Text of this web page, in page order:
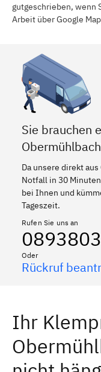
gutgeschrieben, wenn
Arbeit über Google
Sie brauchen
Da unsere direkt
Notfall in 30 Minuten
bei Ihnen und
Tageszeit.
Rufen Sie uns an
Oder
Rückruf
Ihr